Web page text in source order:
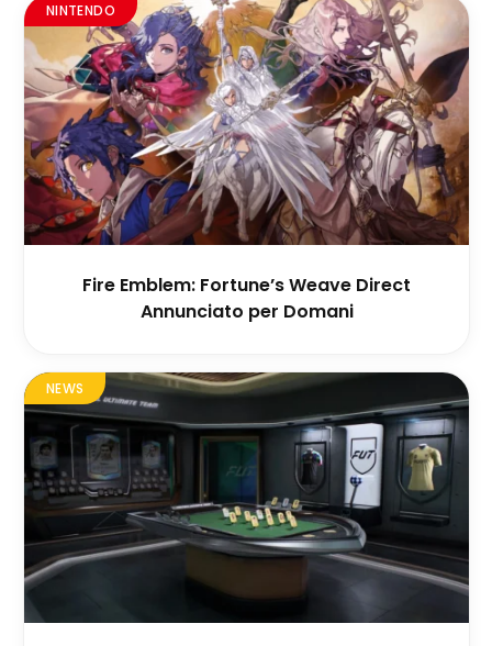
NINTENDO
Fire Emblem: Fortune’s Weave Direct
Annunciato per Domani
NEWS